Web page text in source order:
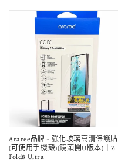
Araree品牌 - 強化玻璃高清保護貼
(可使用手機殻)(鏡頭開U版本)｜Z
Fold8 Ultra